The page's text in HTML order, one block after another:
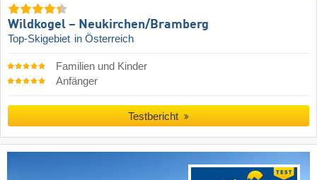
Wildkogel – Neukirchen/​Bramberg
Top-Skigebiet in Österreich
Familien und Kinder
Anfänger
Testbericht